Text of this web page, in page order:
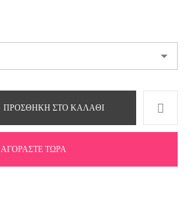
ΠΡΟΣΘΉΚΗ ΣΤΟ ΚΑΛΆΘΙ
ΑΓΟΡΆΣΤΕ ΤΏΡΑ